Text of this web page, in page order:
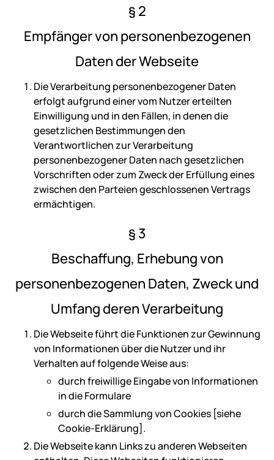
§ 2
Empfänger von personenbezogenen
Daten der Webseite
Die Verarbeitung personenbezogener Daten
erfolgt aufgrund einer vom Nutzer erteilten
Einwilligung und in den Fällen, in denen die
gesetzlichen Bestimmungen den
Verantwortlichen zur Verarbeitung
personenbezogener Daten nach gesetzlichen
Vorschriften oder zum Zweck der Erfüllung eines
zwischen den Parteien geschlossenen Vertrags
ermächtigen.
§ 3
Beschaffung, Erhebung von
personenbezogenen Daten, Zweck und
Umfang deren Verarbeitung
Die Webseite führt die Funktionen zur Gewinnung
von Informationen über die Nutzer und ihr
Verhalten auf folgende Weise aus:
durch freiwillige Eingabe von Informationen
in die Formulare
durch die Sammlung von Cookies [siehe
Cookie-Erklärung].
Die Webseite kann Links zu anderen Webseiten